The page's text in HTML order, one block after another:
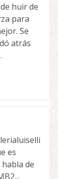
huir de
para
Se
atrás
es
de